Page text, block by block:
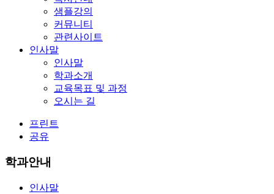
샘플강의
커뮤니티
관련사이트
인사말
인사말
학과소개
교육목표 및 과정
오시는 길
프린트
공유
학과안내
인사말